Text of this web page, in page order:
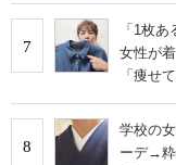
7
「1枚
女性が
「痩せ
8
学校の
ーデ→粋